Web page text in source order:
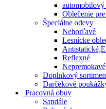
automobilový
Oblečenie
Špeciálne odevy
Nehorľavé
Lesnícke
Reflexné
Nepremokavé
Doplnkový
Darčekové
Pracovná obuv
Sandále